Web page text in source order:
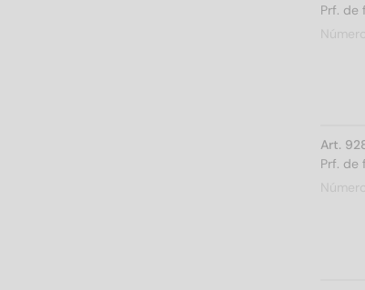
Prf. de
Art.
Prf. de